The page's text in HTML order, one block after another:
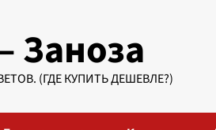
Заноза
(ГДЕ КУПИТЬ ДЕШЕВЛЕ?)